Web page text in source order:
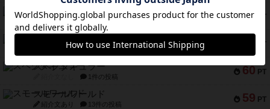
73 PT
アマナイト
紹介文なし 1件の投稿
PT
紹介文なし 1件の投稿
60 PT
スペクタキュラー
1件の投稿
59 PT
スモールワールド
紹介文あり 13件の投稿